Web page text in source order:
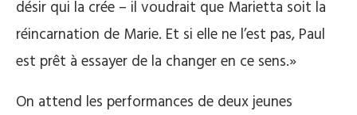
désir qui la crée – il voudrait que Marietta soit la
réincarnation de Marie. Et si elle ne l’est pas, Paul
est prêt à essayer de la changer en ce sens.»
On attend les performances de deux jeunes